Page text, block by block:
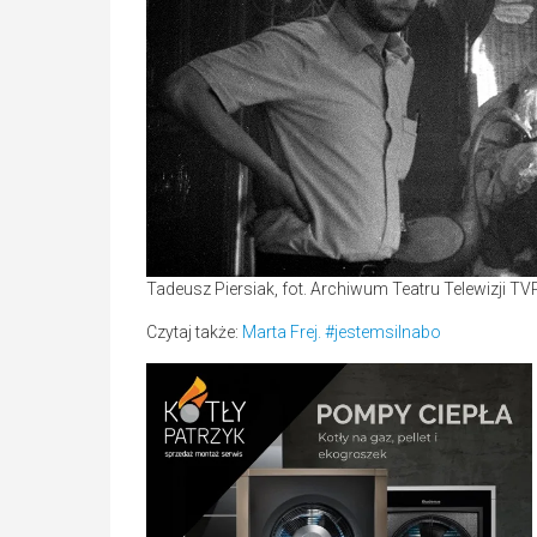
Tadeusz Piersiak, fot. Archiwum Teatru Telewizji
Czytaj także: Marta Frej. #jestemsilnabo